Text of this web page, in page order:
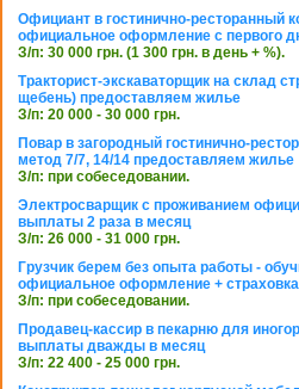
Официант в гостинично-ресторанный
официальное оформление с первого
З/п: 30 000 грн. (1 300 грн. в день + %).
Тракторист-экскаваторщик на склад
щебень) предоставляем жилье
З/п: 20 000 - 30 000 грн.
Повар в загородный гостинично-
метод 7/7, 14/14 предоставляем жилье
З/п: при собеседовании.
Электросварщик с проживанием
выплаты 2 раза в месяц
З/п: 26 000 - 31 000 грн.
Грузчик берем без опыта работы -
официальное оформление + страховка
З/п: при собеседовании.
Продавец-кассир в пекарню для
выплаты дважды в месяц
З/п: 22 400 - 25 000 грн.